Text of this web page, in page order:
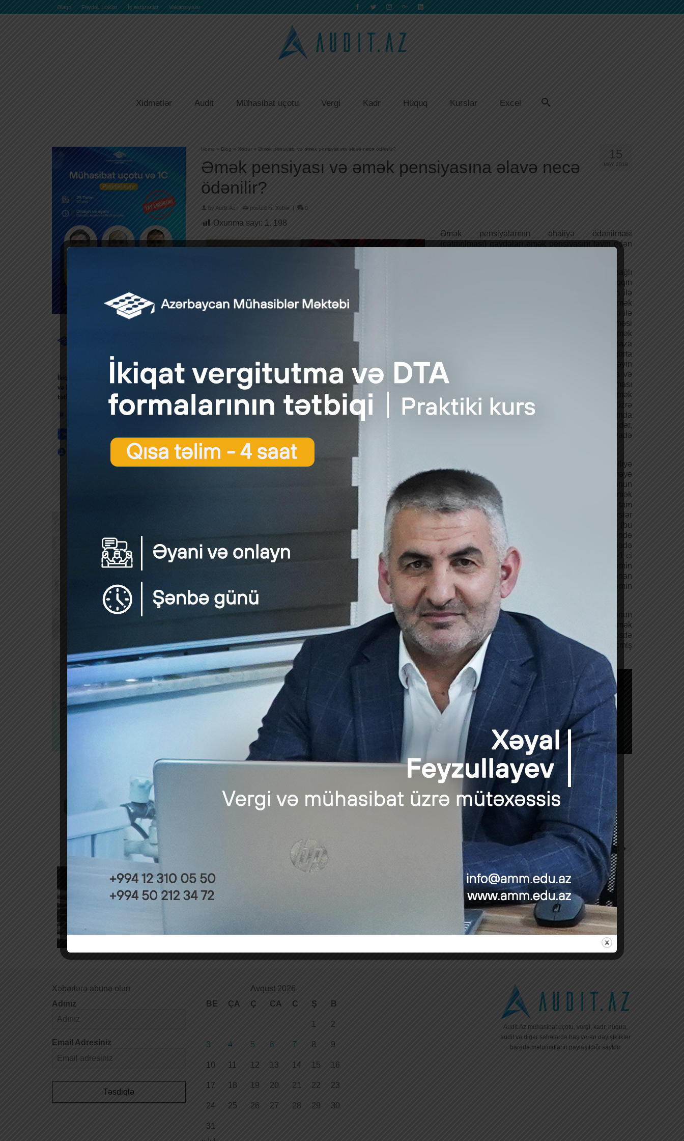
Əlaqə Faydalı Linklər İş axtaranlar Vakansiyalar
Xidmətlər Audit Mühasibat uçotu Vergi Kadr Hüquq Kurslar Excel
15
MAY 2018
Home » Blog » Xəbər » Əmək pensiyası və əmək pensiyasına əlavə necə ödənilir?
Əmək pensiyası və əmək pensiyasına əlavə necə
ödənilir?
by Audit.Az | posted in: Xəbər | 0
Oxunma sayı: 1. 198
Əmək pensiyalarının əhaliyə ödənilməsi
(çatdırılması) qaydaları əmək pensiyasını təyin edən
Əmək pensiyalarının əhaliyə çatdırılması ilə bağlı
xidmət haqları və nağd pul vəsaitinə görə haqqın
məbləği həmin orqanın bank və rabitə orqanları ilə
bağladıqları müqavilələrlə müəyyənləşdirilir. Əmək
pensiyasına əlavənin ödənilməsi əmək pensiyası ilə
birlikdə və əmək pensiyasının ödənilməsi
qaydalarına uyğun aparılır. İşləyən əmək
pensiyaçılarına: Yaşa görə əmək pensiyasının baza
və pensiya təyin olunan günədək qazanılmış sığorta
hissəsi tam məbləğdə ödənilir. Pensiya təyin
olunduqdan sonrakı dövr üzrə qazanılan sığorta və
yığım hissələri üzrə pensiya kapitalının toplanması
davam etdirilir və şəxslər işləməyən əmək
pensiyaçısı kateqoriyasına keçdikdə həmin dövr üzrə
sığorta və yığım hissələrinin hesablanmasında
gözlənilən pensiya ödənişi müddəti aylarının sayı pensiyaçının pensiya yaşından sonra işlədiyi ayların miqdarı qədər,
lakin 72 aydan artıq olmamaqla azaldılaraq əmək pensiyası yenidən hesablanır. Əlilliyə görə əmək pensiyası himayədə
olanlara görə verilən əlavə nəzərə alınmadan yalnız baza hissəsindən ibarət olmaqla ödənilir.
“Əmək pensiyaları haqqında” Azərbaycan Respublikası Qanununun qüvvəyə mindiyi tarixədək təyin olunmuş əlilliyə
görə əmək pensiyası himayədə olanlara verilən əlavə nəzərə alınmadan tam məbləğdə ödənilir; ailə başçısını itirməyə
görə əmək pensiyası tam məbləğdə ödənilir; “Əmək pensiyaları haqqında” Azərbaycan Respublikası Qanununun
20.1.1-ci – 20.1.10-cu və 20.1.14-cü – 20.1.19-ci maddələrində nəzərdə tutulmuş şəxslərə qulluq stajına görə əmək
pensiyasına əlavələr həmin maddələrdə göstərilən vəzifələrdə çalışdıqda 50 faiz həcmində, digər hallarda isə tam
məbləğdə ödənilir. Həmin şəxslər (bu Qanunun 20.1.5-ci və 20.1.14-cü və 20.1.18-ci maddələrində göstərilən şəxslər
istisna olmaqla) qulluq stajına görə əmək pensiyasına əlavənin təyin edilməsi üçün əsas götürülmüş vəzifədə (bu
qanunun 20.1.1-ci maddəsində göstərilən şəxslər həmin maddədə sadalanan vəzifələrdə, 20.1.3-cü maddəsində
göstərilən şəxslər həmin maddədə sadalanan vəzifələrdə, 20.1.3-1-ci maddəsində göstərilən şəxslər həmin maddədə
sadalanan vəzifələrdə, 20.1.4-cü maddəsində göstərilən şəxslər həmin maddədə sadalanan vəzifələrdə, 20.1.5-1-ci
maddəsində göstərilən şəxslər həmin maddədə sadalanan vəzifələrdə, 20.1.6-cı maddəsində göstərilən şəxslər həmin
maddədə sadalanan vəzifələrdə, 20.1.7-cı maddəsində göstərilən şəxslər həmin maddədə sadalanan
vəzifələrdə, 20.1.16-cı maddəsində göstərilən şəxslər həmin maddədə sadalanan vəzifələrdə) çalışdıqda, onlara həmin
əlavənin ödənilməsi dayandırılır.
Əmək pensiyaçısının müalicə müəssisələrində stasionar müalicədə, habelə cüzam xəstəxanasında olduğu dövrdə onun
əmək pensiyası tam məbləğdə ödənilir. Qocalar və əlillər üçün internat evlərində (pansionatlarda) yaşayan əmək
pensiyaçılarına təyin olunmuş əmək pensiyası tam məbləğdə ödənilir. Cəzaçəkmə müəssisələrində və həbsdə
saxlanılma yerlərində məhkumlara əmək pensiyası məhkəmənin fərqli qərarı yoxdursa tam məbləğdə ödənilir. Keçmiş
müddət üçün alınmamış əmək pensiyasının məbləği müddətindən asılı olmayaraq ödənilir.
Mənbə: sspf.gov.az
+994 12 598 20 70
+994 50 210 07 15
Next Post
Xəbərlərə abunə olun
Adınız
Email Adresiniz
Təsdiqlə
Avqust 2026
BE
ÇA Ç CA C Ş B
1 2
3 4 5 6 7 8 9
10 11 12 13 14 15 16
17 18 19 20 21 22 23
24 25 26 27 28 29 30
31
Audit.Az mühasibat uçotu, vergi, kadr, hüquq,
audit və digər sahələrdə baş verən dəyişikliklər
barədə məlumatların paylaşıldığı saytdır